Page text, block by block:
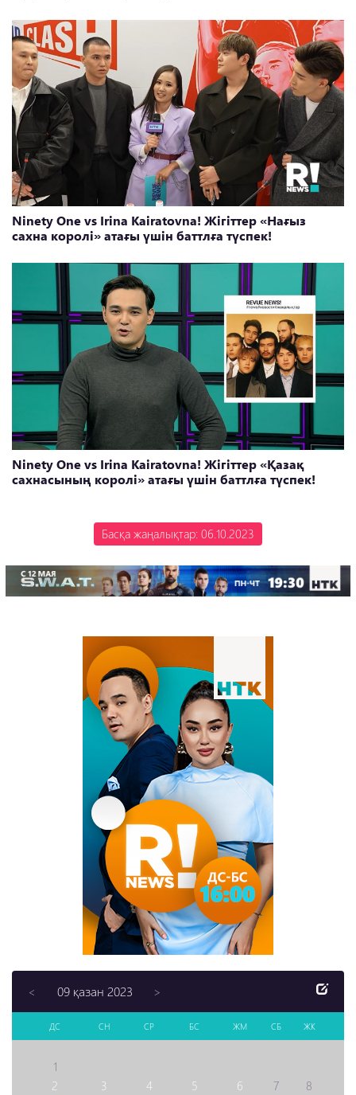
Ninety One vs Irina Kairatovna! Жігіттер «Нағыз
сахна королі» атағы үшін баттлға түспек!
Ninety One vs Irina Kairatovna! Жігіттер «Қазақ
сахнасының королі» атағы үшін баттлға түспек!
Басқа жаңалықтар: 06.10.2023
< 09 қазан 2023 >
ДС СН СР БС ЖМ СБ ЖК
1
2
3 4 5 6 7
8